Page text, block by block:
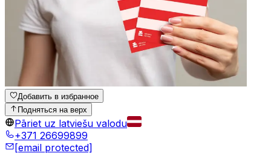
Добавить в избранное
Подняться на верх
Pāriet uz latviešu valodu
+371 26699899
[email protected]